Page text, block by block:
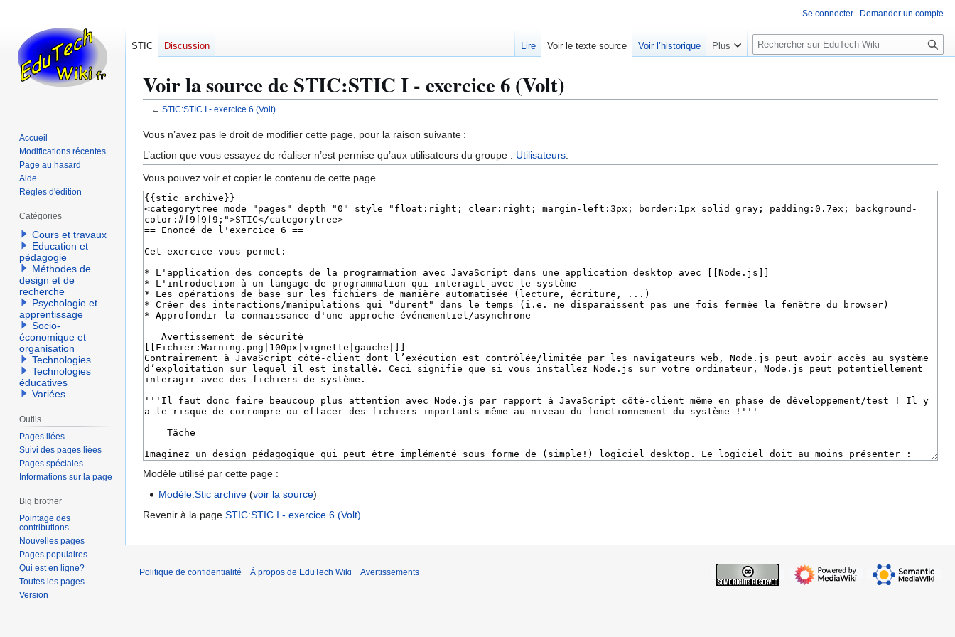
Voir la source de STIC:STIC I - exercice 6 (Volt)
← STIC:STIC I - exercice 6 (Volt)
Aller
à
la
navigation
Aller
à
la
recherche
Vous n’avez pas le droit de modifier cette page, pour la raison suivante :
L’action que vous essayez de réaliser n’est permise qu’aux utilisateurs du groupe : Utilisateurs
Vous pouvez voir et copier le contenu de cette page.
Modèle utilisé par cette page :
Modèle:Stic archive (voir la source)
Revenir à la page STIC:STIC I - exercice 6 (Volt)
Se connecter Demander un compte
STIC Discussion Lire Voir le texte source Voir l’historique Plus
R
e
e
r
Accueil
Modifications récentes
Page au hasard
Aide
Règles d'édition
Catégories
Cours et travaux
Education et
pédagogie
Méthodes de
design et de
recherche
Psychologie et
apprentissage
Socio-
économique et
organisation
Technologies
Technologies
éducatives
Variées
Outils
Pages liées
Suivi des pages liées
Pages spéciales
Informations sur la page
Big brother
Pointage des
contributions
Nouvelles pages
Pages populaires
Qui est en ligne?
Toutes les pages
Version
Politique de confidentialité À propos de EduTech Wiki Avertissements